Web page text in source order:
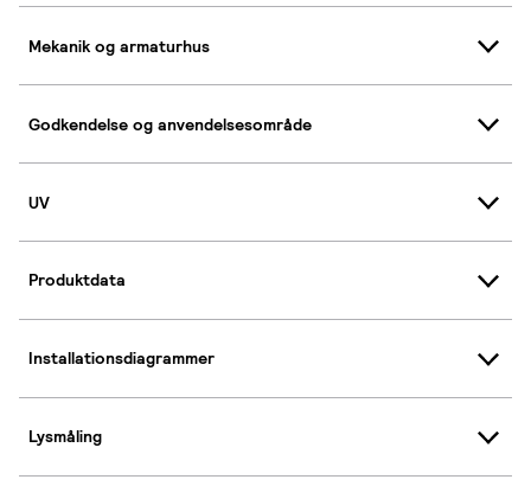
Mekanik og armaturhus
Godkendelse og anvendelsesområde
UV
Produktdata
Installationsdiagrammer
Lysmåling